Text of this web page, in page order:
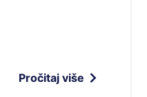
Pročitaj više